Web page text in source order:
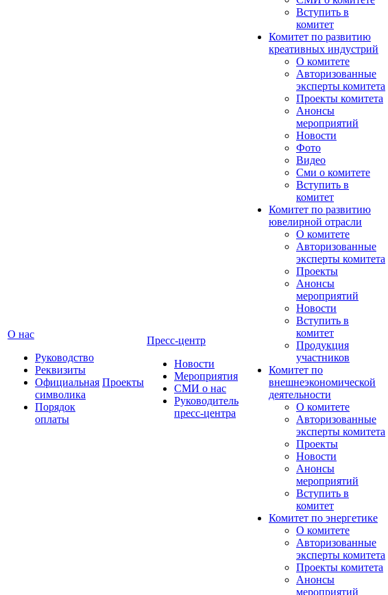
О нас
Руководство
Реквизиты
Официальная
символика
Порядок
оплаты
Проекты
Пресс-центр
Новости
Мероприятия
СМИ о нас
Руководитель
пресс-центра
Вступить в
комитет
Комитет по развитию
креативных индустрий
О комитете
Авторизованные
эксперты комитета
Проекты комитета
Анонсы
мероприятий
Новости
Фото
Видео
Сми о комитете
Вступить в
комитет
Комитет по развитию
ювелирной отрасли
О комитете
Авторизованные
эксперты комитета
Проекты
Анонсы
мероприятий
Новости
Вступить в
комитет
Продукция
участников
Комитет по
внешнеэкономической
деятельности
О комитете
Авторизованные
эксперты комитета
Проекты
Новости
Анонсы
мероприятий
Вступить в
комитет
Комитет по энергетике
О комитете
Авторизованные
эксперты комитета
Проекты комитета
Анонсы
мероприятий